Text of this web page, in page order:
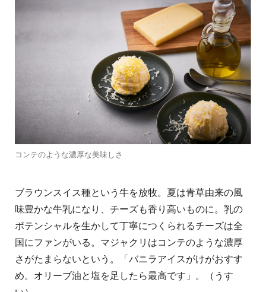
コンテのような濃厚な美味しさ
ブラウンスイス種という牛を放牧。夏は青草由来の風
味豊かな牛乳になり、チーズも香り高いものに。乳の
ポテンシャルを生かして丁寧につくられるチーズは全
国にファンがいる。マジャクリはコンテのような濃厚
さがたまらないという。「バニラアイスがけがおすす
め。オリーブ油と塩を足したら最高です」。（うす